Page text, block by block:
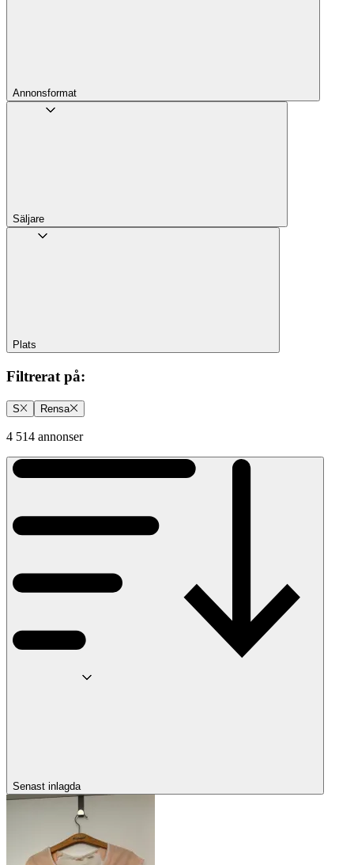
Annons­format
Säljare
Plats
Filtrerat på:
S Rensa
4 514 annonser
Senast inlagda